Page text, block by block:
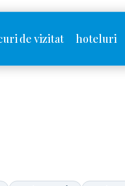
de vizitat hoteluri